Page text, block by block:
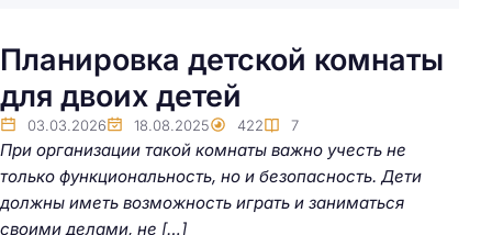
Планировка детской комнаты
для двоих детей
03.03.2026 18.08.2025 422 7
При организации такой комнаты важно учесть не
только функциональность, но и безопасность. Дети
должны иметь возможность играть и заниматься
своими делами, не […]